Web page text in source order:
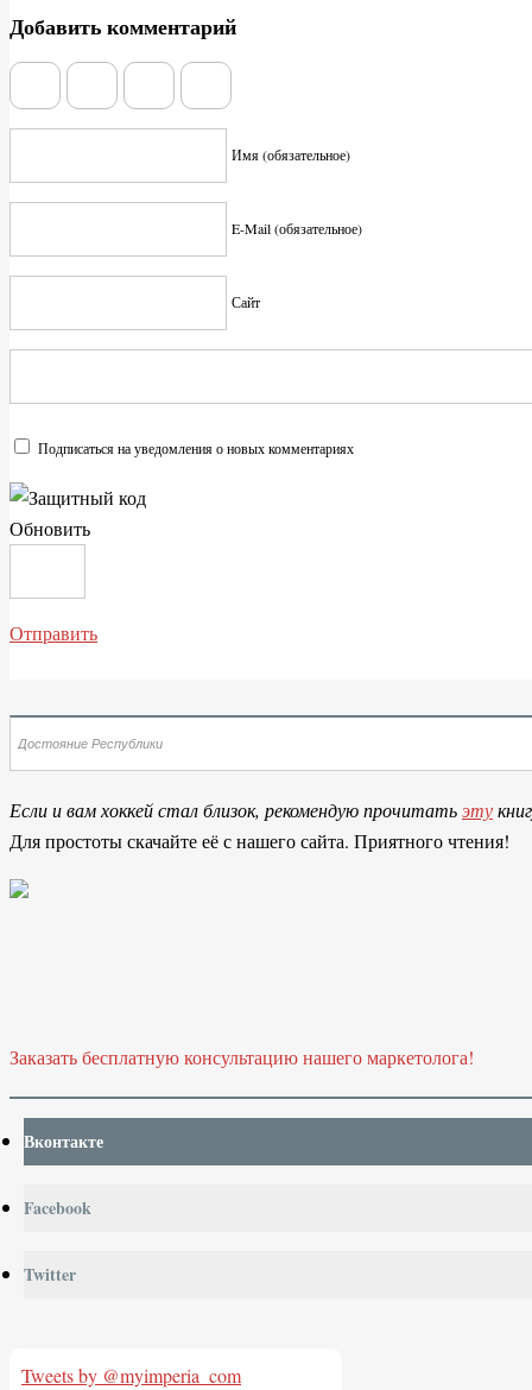
Добавить комментарий
Имя (обязательное)
E-Mail (обязательное)
Сайт
Подписаться на уведомления о новых комментариях
Обновить
Отправить
Если и вам хоккей стал близок, рекомендую прочитатьэту
Для простоты скачайте её с нашего сайта. Приятного чтения!
Заказать бесплатную консультацию нашего маркетолога!
Вконтакте
Facebook
Twitter
Tweets by @myimperia_com